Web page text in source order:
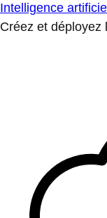
Intelligence
Créez et déployez